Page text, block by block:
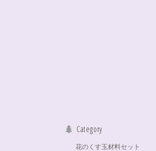
Category
花のくす玉材料セット